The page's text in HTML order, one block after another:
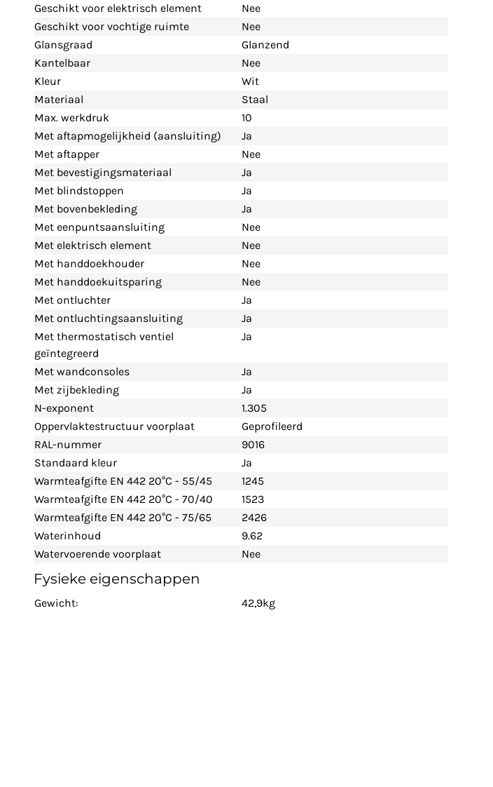
Geschikt voor elektrisch element
Nee
Geschikt voor vochtige ruimte
Nee
Glansgraad
Glanzend
Kantelbaar
Nee
Kleur
Wit
Materiaal
Staal
Max. werkdruk
10
Met aftapmogelijkheid (aansluiting)
Ja
Met aftapper
Nee
Met bevestigingsmateriaal
Ja
Met blindstoppen
Ja
Met bovenbekleding
Ja
Met eenpuntsaansluiting
Nee
Met elektrisch element
Nee
Met handdoekhouder
Nee
Met handdoekuitsparing
Nee
Met ontluchter
Ja
Met ontluchtingsaansluiting
Ja
Met thermostatisch ventiel
geïntegreerd
Ja
Met wandconsoles
Ja
Met zijbekleding
Ja
N-exponent
1.305
Oppervlaktestructuur voorplaat
Geprofileerd
RAL-nummer
9016
Standaard kleur
Ja
Warmteafgifte EN 442 20°C - 55/45
1245
Warmteafgifte EN 442 20°C - 70/40
1523
Warmteafgifte EN 442 20°C - 75/65
2426
Waterinhoud
9.62
Watervoerende voorplaat
Nee
Fysieke eigenschappen
Gewicht: 42,9kg